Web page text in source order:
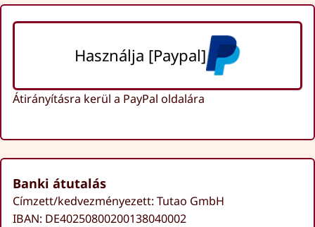
Használja [Paypal]
Átirányításra kerül a PayPal oldalára
Banki átutalás
Címzett/kedvezményezett: Tutao GmbH
IBAN: DE40250800200138040002